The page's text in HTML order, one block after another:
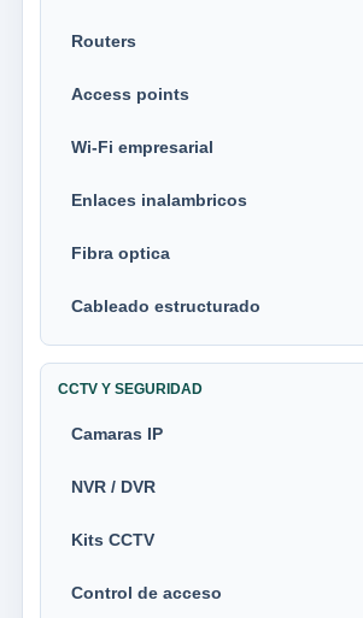
Routers
Access points
Wi-Fi empresarial
Enlaces inalambricos
Fibra optica
Cableado estructurado
CCTV Y SEGURIDAD
Camaras IP
NVR / DVR
Kits CCTV
Control de acceso